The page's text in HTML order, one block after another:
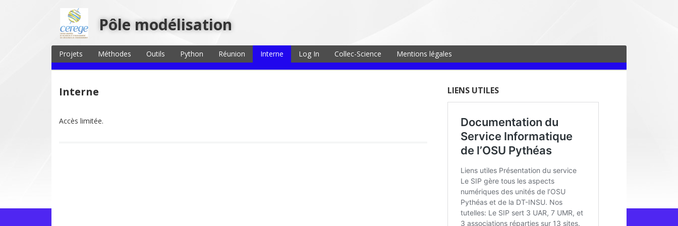
Pôle modélisation
Projets Méthodes Outils Python Réunion Interne Log In Collec-Science Mentions légales
Interne
Accès limitée.
LIENS UTILES